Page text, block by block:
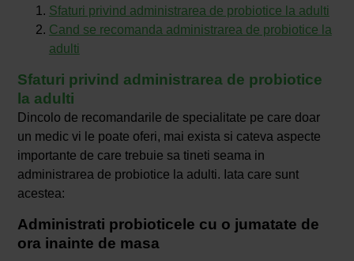
Sfaturi privind administrarea de probiotice la adulti
Cand se recomanda administrarea de probiotice la
adulti
Sfaturi privind administrarea de probiotice
la adulti
Dincolo de recomandarile de specialitate pe care doar
un medic vi le poate oferi, mai exista si cateva aspecte
importante de care trebuie sa tineti seama in
administrarea de probiotice la adulti. Iata care sunt
acestea:
Administrati probioticele cu o jumatate de
ora inainte de masa